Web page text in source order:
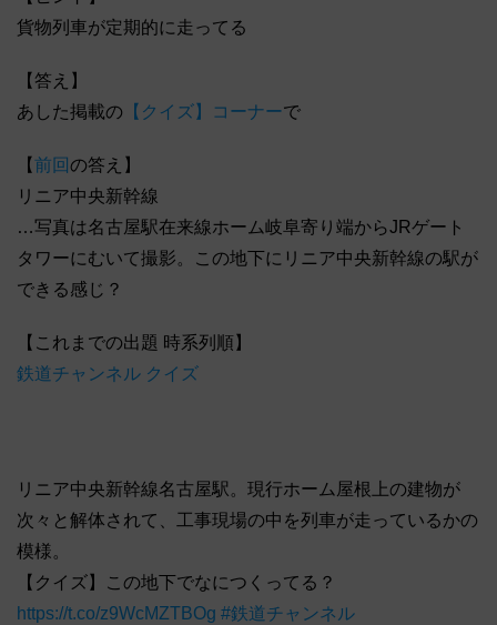
貨物列車が定期的に走ってる
【答え】
あした掲載の 【クイズ】コーナーで
【前回の答え】
リニア中央新幹線
…写真は名古屋駅在来線ホーム岐阜寄り端からJRゲート
タワーにむいて撮影。この地下にリニア中央新幹線の駅が
できる感じ？
【これまでの出題 時系列順】
鉄道チャンネル クイズ
リニア中央新幹線名古屋駅。現行ホーム屋根上の建物が
次々と解体されて、工事現場の中を列車が走っているかの
模様。
【クイズ】この地下でなにつくってる？
https://t.co/z9WcMZTBOg #鉄道チャンネル